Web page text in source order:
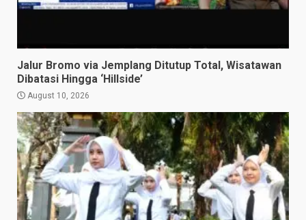
Jalur Bromo via Jemplang Ditutup Total, Wisatawan
Dibatasi Hingga ‘Hillside’
August 10, 2026